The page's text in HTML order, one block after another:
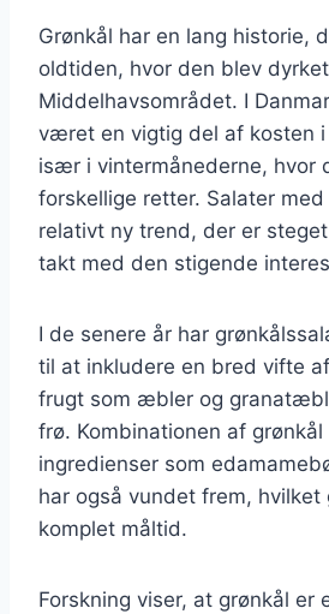
Grønkål har en lang historie,
oldtiden, hvor den blev
Middelhavsområdet. I
været en vigtig del af kosten i
især i vintermånederne, hvor
forskellige retter. Salater
relativt ny trend, der er
takt med den stigende
I de senere år har
til at inkludere en bred vifte
frugt som æbler og
frø. Kombinationen af
ingredienser som
har også vundet frem, hvilket
komplet måltid.
Forskning viser, at grønkål er